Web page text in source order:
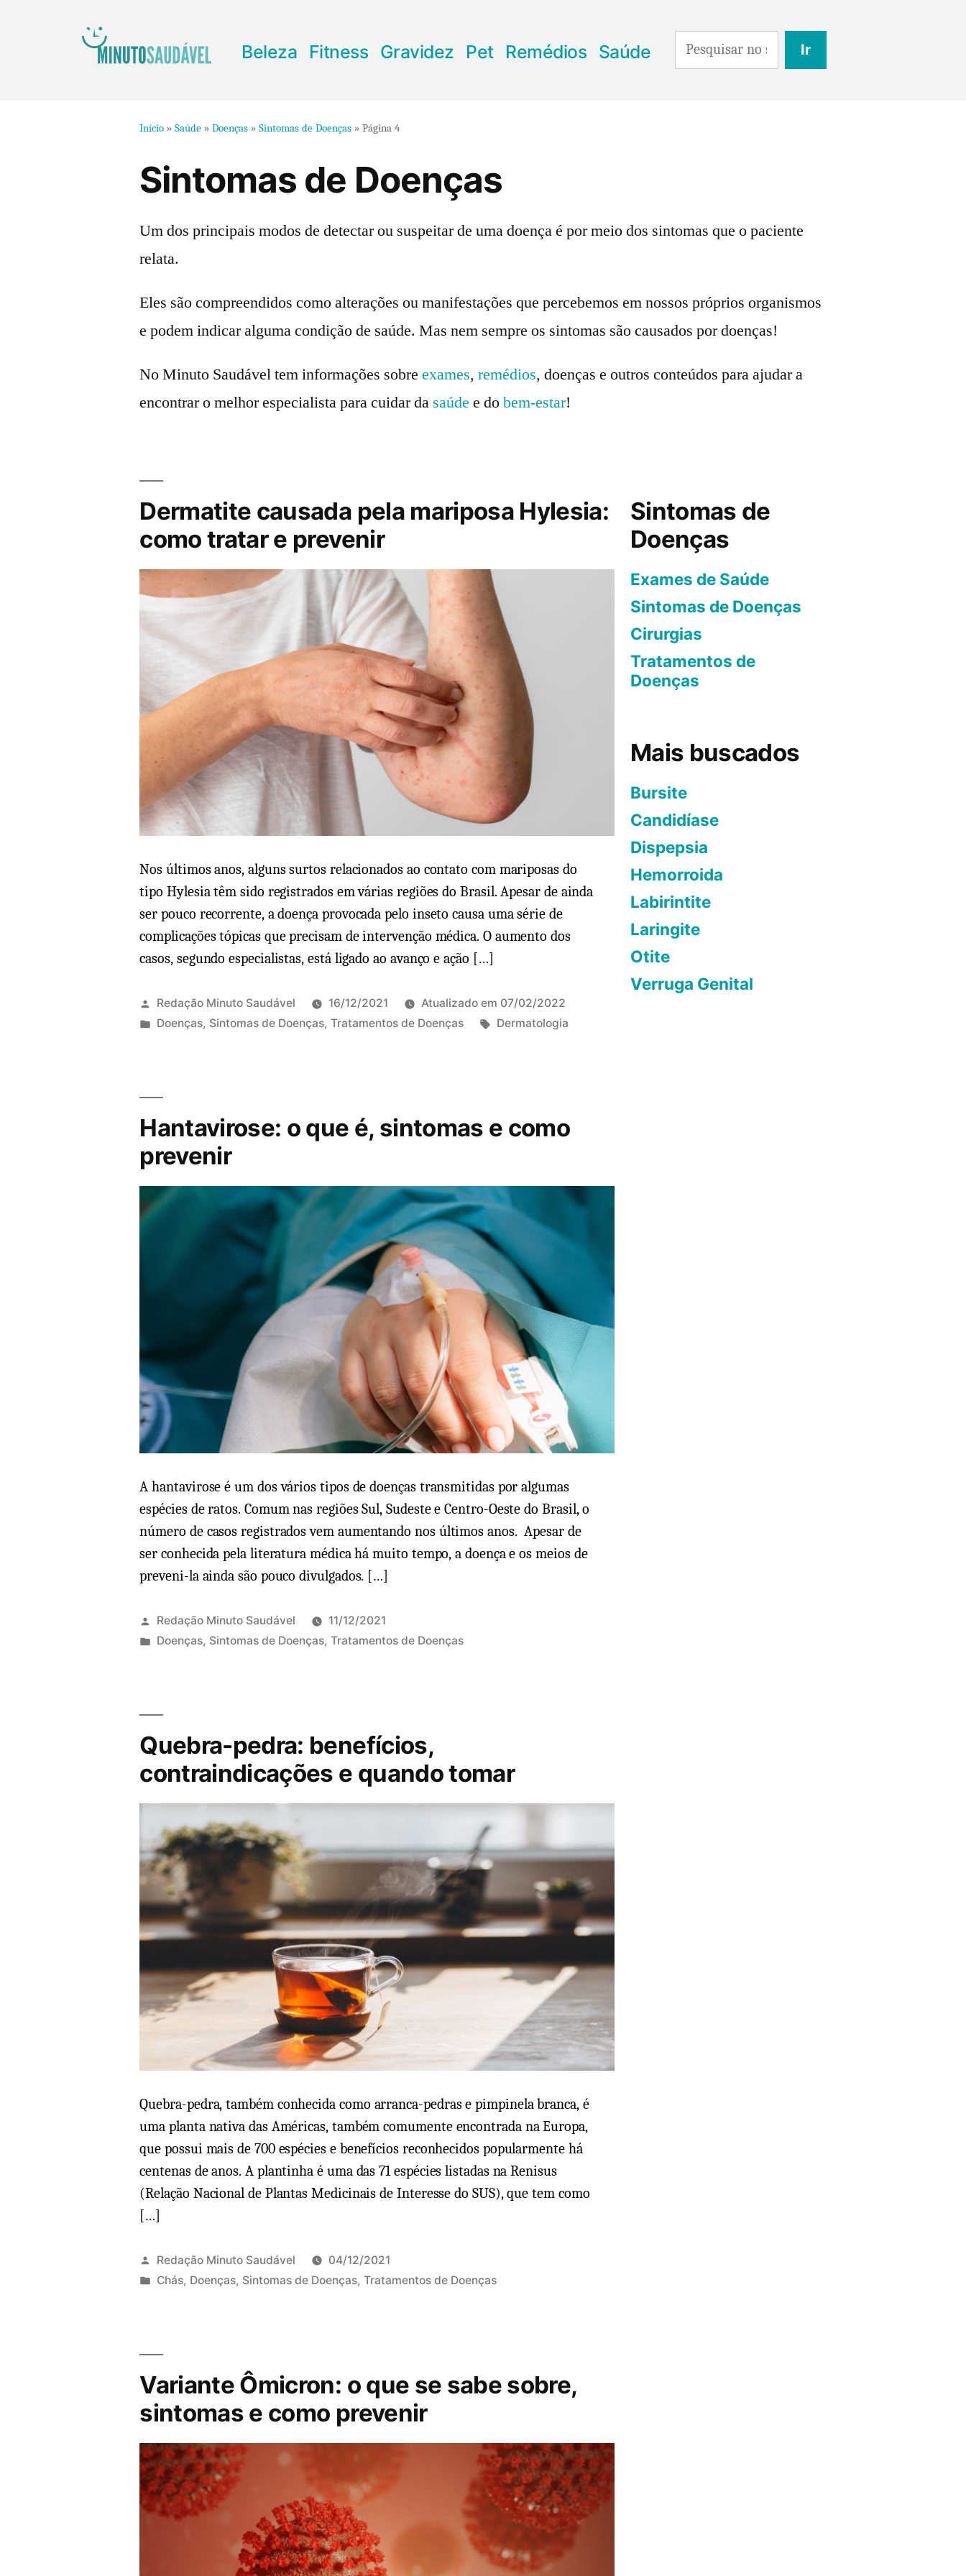
Beleza Fitness Gravidez Pet Remédios Saúde
Search
for:
Início »Saúde »Doenças »Sintomas de Doenças »Página 4
Sintomas de Doenças
Um dos principais modos de detectar ou suspeitar de uma doença é por meio dos sintomas que o paciente
relata.
Eles são compreendidos como alterações ou manifestações que percebemos em nossos próprios organismos
e podem indicar alguma condição de saúde. Mas nem sempre os sintomas são causados por doenças!
No Minuto Saudável tem informações sobreexames,remédios, doenças e outros conteúdos para ajudar a
encontrar o melhor especialista para cuidar da saúde e dobem-estar!
Dermatite causada pela mariposa Hylesia:
como tratar e prevenir
Nos últimos anos, alguns surtos relacionados ao contato com mariposas do
tipo Hylesia têm sido registrados em várias regiões do Brasil. Apesar de ainda
ser pouco recorrente, a doença provocada pelo inseto causa uma série de
complicações tópicas que precisam de intervenção médica. O aumento dos
casos, segundo especialistas, está ligado ao avanço e ação […]
Redação Minuto Saudável 16/12/2021 Atualizado em 07/02/2022
P
c
d
o
Doenças, Sintomas de Doenças,Tratamentos de Doenças
T
Dermatologia
Hantavirose: o que é, sintomas e como
prevenir
A hantavirose é um dos vários tipos de doenças transmitidas por algumas
espécies de ratos. Comum nas regiões Sul, Sudeste e Centro-Oeste do Brasil, o
número de casos registrados vem aumentando nos últimos anos. Apesar de
ser conhecida pela literatura médica há muito tempo, a doença e os meios de
preveni-la ainda são pouco divulgados. […]
Redação Minuto Saudável
11/12/2021
P
i
c
d
o
m
Doenças, Sintomas de Doenças,Tratamentos de Doenças
Quebra-pedra: benefícios,
contraindicações e quando tomar
Quebra-pedra, também conhecida como arranca-pedras e pimpinela branca, é
uma planta nativa das Américas, também comumente encontrada na Europa,
que possui mais de 700 espécies e benefícios reconhecidos popularmente há
centenas de anos. A plantinha é uma das 71 espécies listadas na Renisus
(Relação Nacional de Plantas Medicinais de Interesse do SUS), que tem como
[…]
Redação Minuto Saudável
04/12/2021
P
i
c
a
d
o
e
m
Chás, Doenças, Sintomas de Doenças,Tratamentos de Doenças
Variante Ômicron: o que se sabe sobre,
sintomas e como prevenir
Sintomas de
Doenças
Exames de Saúde
Sintomas de Doenças
Cirurgias
Tratamentos de
Doenças
Mais buscados
Bursite
Candidíase
Dispepsia
Hemorroida
Labirintite
Laringite
Otite
Verruga Genital